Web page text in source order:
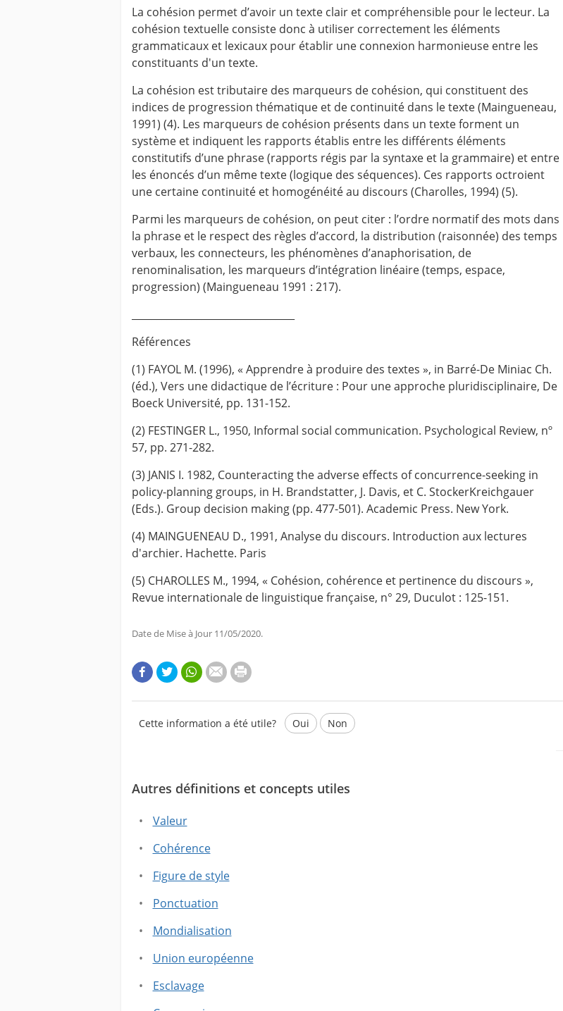
La cohésion permet d’avoir un texte clair et compréhensible pour le lecteur. La
cohésion textuelle consiste donc à utiliser correctement les éléments
grammaticaux et lexicaux pour établir une connexion harmonieuse entre les
constituants d'un texte.
La cohésion est tributaire des marqueurs de cohésion, qui constituent des
indices de progression thématique et de continuité dans le texte (Maingueneau,
1991) (4). Les marqueurs de cohésion présents dans un texte forment un
système et indiquent les rapports établis entre les différents éléments
constitutifs d’une phrase (rapports régis par la syntaxe et la grammaire) et entre
les énoncés d’un même texte (logique des séquences). Ces rapports octroient
une certaine continuité et homogénéité au discours (Charolles, 1994) (5).
Parmi les marqueurs de cohésion, on peut citer : l’ordre normatif des mots dans
la phrase et le respect des règles d’accord, la distribution (raisonnée) des temps
verbaux, les connecteurs, les phénomènes d’anaphorisation, de
renominalisation, les marqueurs d’intégration linéaire (temps, espace,
progression) (Maingueneau 1991 : 217).
Références
(1) FAYOL M. (1996), « Apprendre à produire des textes », in Barré-De Miniac Ch.
(éd.), Vers une didactique de l’écriture : Pour une approche pluridisciplinaire, De
Boeck Université, pp. 131-152.
(2) FESTINGER L., 1950, Informal social communication. Psychological Review, nº
57, pp. 271-282.
(3) JANIS I. 1982, Counteracting the adverse effects of concurrence-seeking in
policy-planning groups, in H. Brandstatter, J. Davis, et C. StockerKreichgauer
(Eds.). Group decision making (pp. 477-501). Academic Press. New York.
(4) MAINGUENEAU D., 1991, Analyse du discours. Introduction aux lectures
d'archier. Hachette. Paris
(5) CHAROLLES M., 1994, « Cohésion, cohérence et pertinence du discours »,
Revue internationale de linguistique française, n° 29, Duculot : 125-151.
Date de Mise à Jour 11/05/2020.
Cette information a été utile? Oui Non
Ce texte contient des informations erronées.
Ce texte ne contient pas les informations que vous cherchez.
Autres définitions et concepts utiles
Valeur
Cohérence
Figure de style
Ponctuation
Mondialisation
Union européenne
Esclavage